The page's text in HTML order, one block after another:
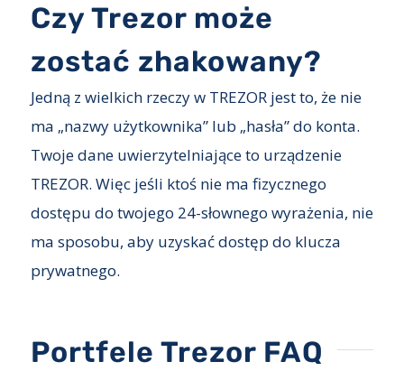
Czy Trezor może
zostać zhakowany?
Jedną z wielkich rzeczy w TREZOR jest to, że nie
ma „nazwy użytkownika” lub „hasła” do konta.
Twoje dane uwierzytelniające to urządzenie
TREZOR. Więc jeśli ktoś nie ma fizycznego
dostępu do twojego 24-słownego wyrażenia, nie
ma sposobu, aby uzyskać dostęp do klucza
prywatnego.
Portfele Trezor FAQ